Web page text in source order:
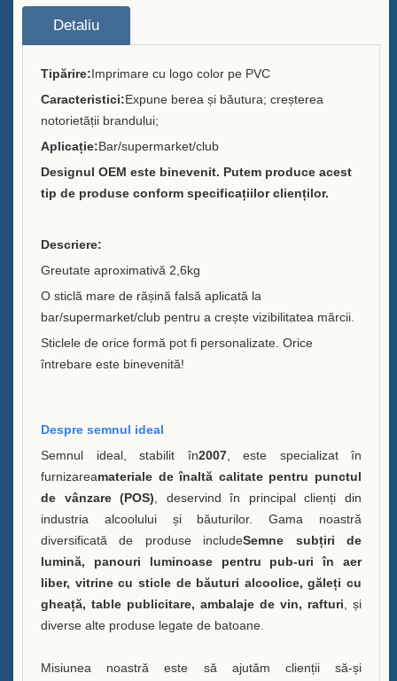
Despre
Cine suntem noi
Brandurile pe care le-am servit
Sustenabilitate
Catalog
Găleată cu gheață cu LED cu
cutie E
Răcitor de gheață cu rulare
Case C
Găleata cu gheață LED Case B
Vitrină A Sticle de Băutură
Întrebări frecvente
Detaliu
Tipărire:Imprimare cu logo color pe PVC
Caracteristici:Expune berea și băutura; creșterea
notorietății brandului;
Aplicație:Bar/supermarket/club
Designul OEM este binevenit. Putem produce acest
tip de produse conform specificațiilor clienților.
Descriere:
Greutate aproximativă 2,6kg
O sticlă mare de rășină falsă aplicată la
bar/supermarket/club pentru a crește vizibilitatea mărcii.
Sticlele de orice formă pot fi personalizate. Orice
întrebare este binevenită!
Despre semnul ideal
Semnul ideal, stabilit în2007, este specializat în
furnizareamateriale de înaltă calitate pentru punctul
de vânzare (POS) , deservind în principal clienți din
industria alcoolului și băuturilor. Gama noastră
diversificată de produse includeSemne subțiri de
lumină, panouri luminoase pentru pub-uri în aer
liber, vitrine cu sticle de băuturi alcoolice, găleți cu
gheață, table publicitare, ambalaje de vin, rafturi , și
diverse alte produse legate de batoane.
Misiunea noastră este să ajutăm clienții să-și